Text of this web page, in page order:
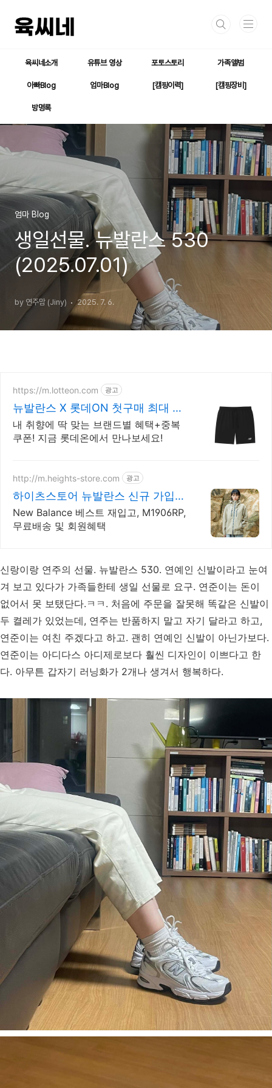
육씨네소개 유튜브 영상 포토스토리 가족앨범
아빠Blog 엄마Blog [캠핑이력] [캠핑장비]
방명록
엄마 Blog
생일선물. 뉴발란스 530
(2025.07.01)
by 연주맘 (Jiny) 2025. 7. 6.
https://m.lotteon.com 광고
뉴발란스 X 롯데ON 첫구매 최대 5
천원 혜택!
내 취향에 딱 맞는 브랜드별 혜택+중복
쿠폰! 지금 롯데온에서 만나보세요!
http://m.heights-store.com 광고
하이츠스토어 뉴발란스 신규 가입
12% 쿠폰
New Balance 베스트 재입고, M1906RP,
무료배송 및 회원혜택
신랑이랑 연주의 선물. 뉴발란스 530. 연예인 신발이라고 눈여
겨 보고 있다가 가족들한테 생일 선물로 요구. 연준이는 돈이
없어서 못 보탰단다.ㅋㅋ. 처음에 주문을 잘못해 똑같은 신발이
두 켤레가 있었는데, 연주는 반품하지 말고 자기 달라고 하고,
연준이는 여친 주겠다고 하고. 괜히 연예인 신발이 아닌가보다.
연준이는 아디다스 아디제로보다 훨씬 디자인이 이쁘다고 한
다. 아무튼 갑자기 러닝화가 2개나 생겨서 행복하다.